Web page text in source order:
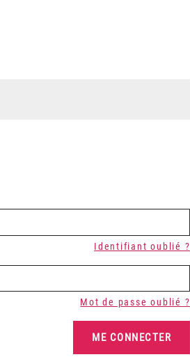
Identifiant oublié ?
Mot de passe oublié ?